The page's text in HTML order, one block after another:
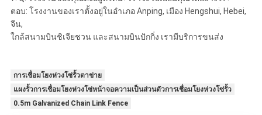
ตอบ: โรงงานของเราตั้งอยู่ในอําเภอ Anping, เมือง Hengshui, Hebei,
จีน,
ใกล้สนามบินชิเจียชวน และสนามบินปักกิ่ง เรามีบริการขนส่ง
การเชื่อมโยงห่วงโซ่รั้วตาข่าย
แผงรั้วการเชื่อมโยงห่วงโซ่หน้าจอความเป็นส่วนตัวการเชื่อมโยงห่วงโซ่รั้ว
0.5m Galvanized Chain Link Fence